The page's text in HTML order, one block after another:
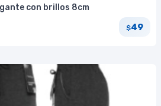
con brillos 8cm
$49